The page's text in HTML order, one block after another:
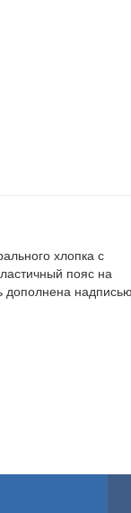
хлопка с
пояс на
дополнена